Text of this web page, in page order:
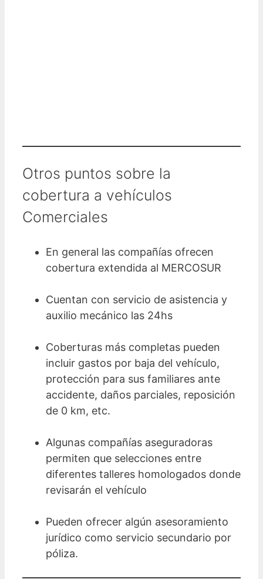
Otros puntos sobre la
cobertura a vehículos
Comerciales
En general las compañías ofrecen
cobertura extendida al MERCOSUR
Cuentan con servicio de asistencia y
auxilio mecánico las 24hs
Coberturas más completas pueden
incluir gastos por baja del vehículo,
protección para sus familiares ante
accidente, daños parciales, reposición
de 0 km, etc.
Algunas compañías aseguradoras
permiten que selecciones entre
diferentes talleres homologados donde
revisarán el vehículo
Pueden ofrecer algún asesoramiento
jurídico como servicio secundario por
póliza.